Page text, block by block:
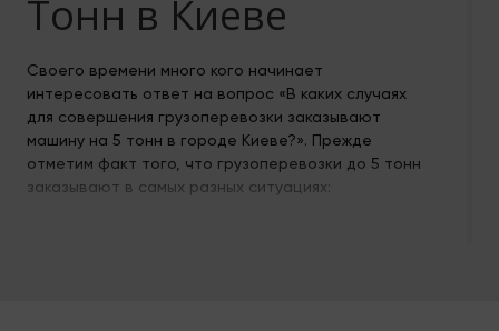
Тонн в Киеве
Своего времени много кого начинает
интересовать ответ на вопрос «В каких случаях
для совершения грузоперевозки заказывают
машину на 5 тонн в городе Киеве?». Прежде
отметим факт того, что грузоперевозки до 5 тонн
заказывают в самых разных ситуациях: